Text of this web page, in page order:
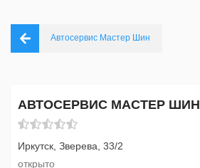
Автосервис Мастер Шин
АВТОСЕРВИС МАСТЕР ШИН
Иркутск, Зверева, 33/2
открыто